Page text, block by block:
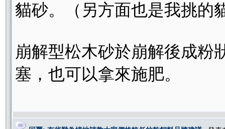
貓砂。（另方面也是我挑的
崩解型松木砂於崩解後成粉
塞，也可以拿來施肥。